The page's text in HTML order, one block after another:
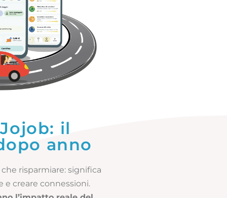
il
anno
risparmiare: significa
e creare connessioni.